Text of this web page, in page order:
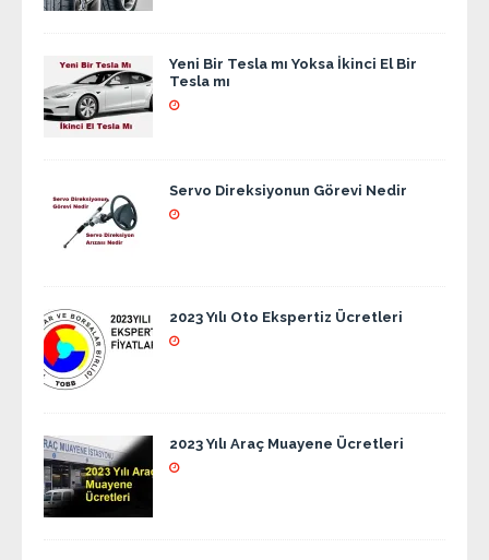
Yeni Bir Tesla mı Yoksa İkinci El Bir
Tesla mı
Servo Direksiyonun Görevi Nedir
2023 Yılı Oto Ekspertiz Ücretleri
2023 Yılı Araç Muayene Ücretleri